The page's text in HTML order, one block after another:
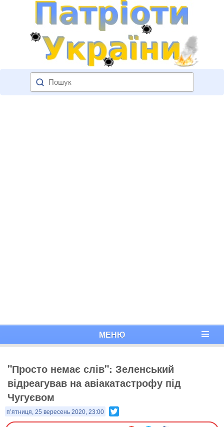
МЕНЮ
"Просто немає слів": Зеленський
відреагував на авіакатастрофу під
Чугуєвом
п’ятниця, 25 вересень 2020, 23:00